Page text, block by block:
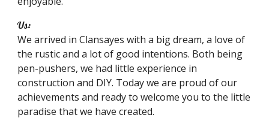
Us:
We arrived in Clansayes with a big dream, a love of
the rustic and a lot of good intentions. Both being
pen-pushers, we had little experience in
construction and DIY. Today we are proud of our
achievements and ready to welcome you to the little
paradise that we have created.